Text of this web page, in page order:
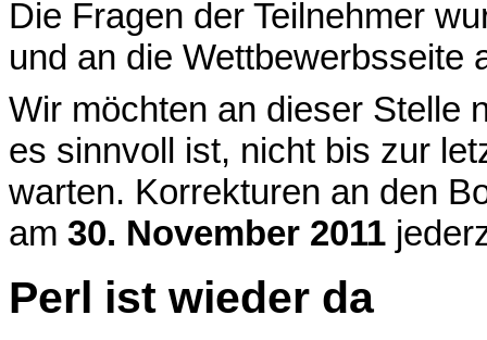
Die Fragen der Teilnehmer
und an die Wettbewerbsseite
Wir möchten an dieser Stelle
es sinnvoll ist, nicht bis zur
warten. Korrekturen an den
am 30. November 2011
Perl ist wieder da